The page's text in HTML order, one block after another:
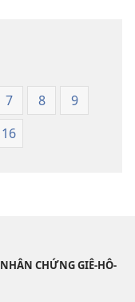
—
Bản
dịch
Bản
dịch
7 8
9
16
CHỨNG GIÊ-HÔ-